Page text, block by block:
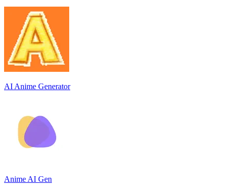
AI Anime Generator
Anime AI Gen